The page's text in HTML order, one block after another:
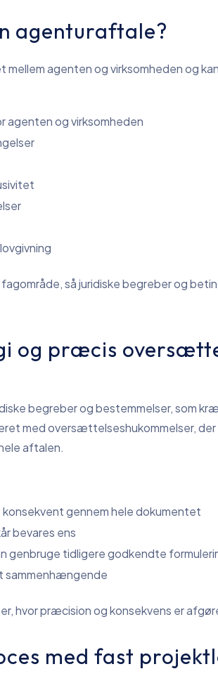
agenturaftale?
agenten og virksomheden og
og virksomheden
så juridiske begreber og
og præcis
begreber og bestemmelser, som
med oversættelseshukommelser, der
aftalen.
gennem hele dokumentet
bevares ens
genbruge tidligere godkendte
sammenhængende
hvor præcision og konsekvens er
med fast